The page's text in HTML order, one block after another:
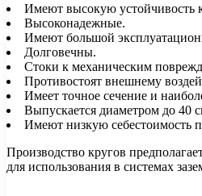
Имеют высокую устойчивость
Высоконадежные.
Имеют большой
Долговечны.
Стоки к механическим
Противостоят внешнему
Имеет точное сечение и
Выпускается диаметром до 40
Имеют низкую себестоимость
Производство кругов
для использования в системах